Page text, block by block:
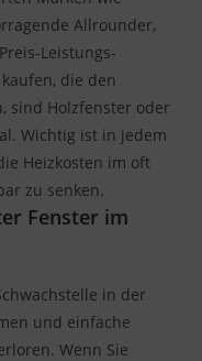
Allrounder,
Leistungs-
die den
sind Holzfenster oder
Wichtig ist in jedem
Heizkosten im oft
zu senken.
Fenster im
in der
und einfache
Wenn Sie